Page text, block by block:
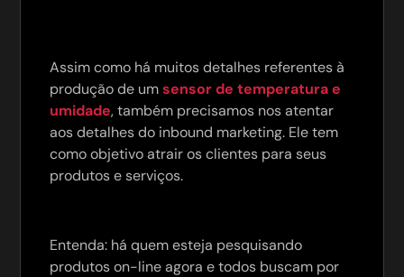
Assim como há muitos detalhes referentes à
produção de umsensor de temperatura e
umidade, também precisamos nos atentar
aos detalhes do inbound marketing. Ele tem
como objetivo atrair os clientes para seus
produtos e serviços.
Entenda: há quem esteja pesquisando
produtos on-line agora e todos buscam por